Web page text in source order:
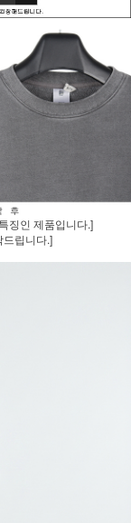
징인 제품입니다.]
립니다.]